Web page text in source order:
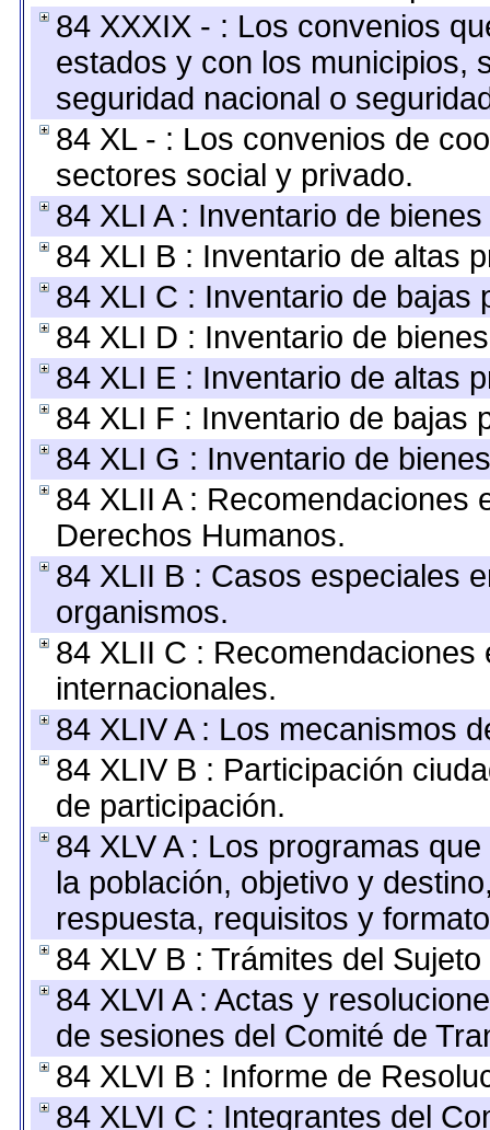
84 XXXIX - : Los convenios
estados y con los municipios,
seguridad nacional o
84 XL - : Los convenios de
sectores social y privado.
84 XLI A : Inventario de
84 XLI B : Inventario de altas
84 XLI C : Inventario de bajas
84 XLI D : Inventario de
84 XLI E : Inventario de altas
84 XLI F : Inventario de bajas
84 XLI G : Inventario de
84 XLII A : Recomendaciones
Derechos Humanos.
84 XLII B : Casos especiales
organismos.
84 XLII C :
internacionales.
84 XLIV A : Los mecanismos
84 XLIV B : Participación
de participación.
84 XLV A : Los programas
la población, objetivo y
respuesta, requisitos y
84 XLV B : Trámites del
84 XLVI A : Actas y
de sesiones del Comité de
84 XLVI B : Informe de
84 XLVI C : Integrantes del